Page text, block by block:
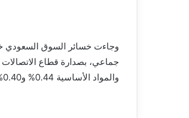
والمواد الأساسية 0.44% و0.40% على التوالي.